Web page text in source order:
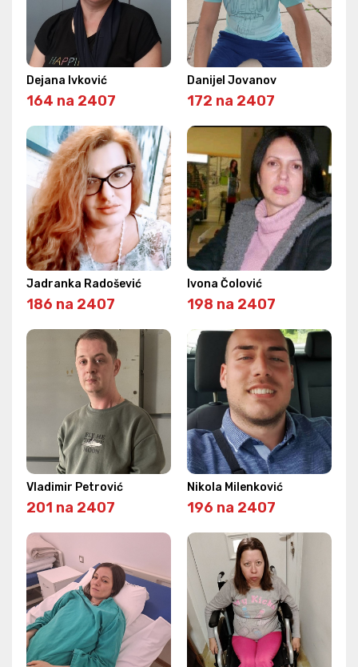
Dejana Ivković
164 na 2407
Danijel Jovanov
172 na 2407
Jadranka Radošević
186 na 2407
Ivona Čolović
198 na 2407
Vladimir Petrović
201 na 2407
Nikola Milenković
196 na 2407